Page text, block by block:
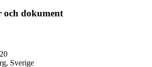
dokument
Sverige